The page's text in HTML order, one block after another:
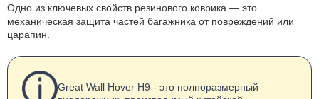
Одно из ключевых свойств резинового коврика — это
механическая защита частей багажника от повреждений или
царапин.
Great Wall Hover H9 - это полноразмерный